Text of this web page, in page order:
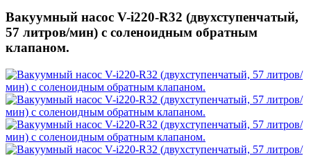
Вакуумный насос V-i220-R32 (двухступенчатый,
57 литров/мин) с соленоидным обратным
клапаном.